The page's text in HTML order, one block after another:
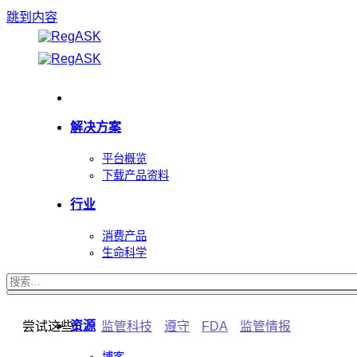
跳到内容
解决方案
平台概览
下载产品资料
行业
消费产品
生命科学
资源
尝试这些： 监管科技 遵守 FDA 监管情报